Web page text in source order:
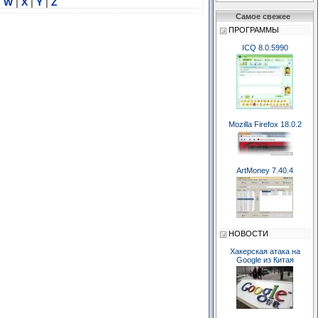
Самое свежее
ПРОГРАММЫ
ICQ 8.0.5990
Mozilla Firefox 18.0.2
ArtMoney 7.40.4
НОВОСТИ
Хакерская атака на
Google из Китая